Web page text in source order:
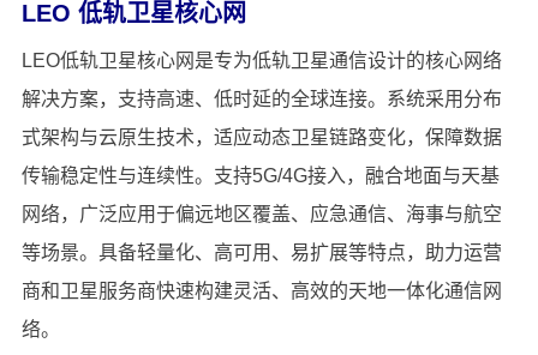
LEO 低轨卫星核心网
LEO低轨卫星核心网是专为低轨卫星通信设计的核心网络
解决方案，支持高速、低时延的全球连接。系统采用分布
式架构与云原生技术，适应动态卫星链路变化，保障数据
传输稳定性与连续性。支持5G/4G接入，融合地面与天基
网络，广泛应用于偏远地区覆盖、应急通信、海事与航空
等场景。具备轻量化、高可用、易扩展等特点，助力运营
商和卫星服务商快速构建灵活、高效的天地一体化通信网
络。
SMSC
SMSC（短消息服务中心）是移动通信网络中负责短信存
输，可支持点对点短信、广播消息和应用到人（A2P）通
SMPP、SS7等）和灵活的路由策略，广泛适用于运营商、
MVNO及企业短信平台。通过可视化管理界面和实时监控功
能，帮助客户轻松实现高效、安全、稳定的短信业务管理。
查看更多